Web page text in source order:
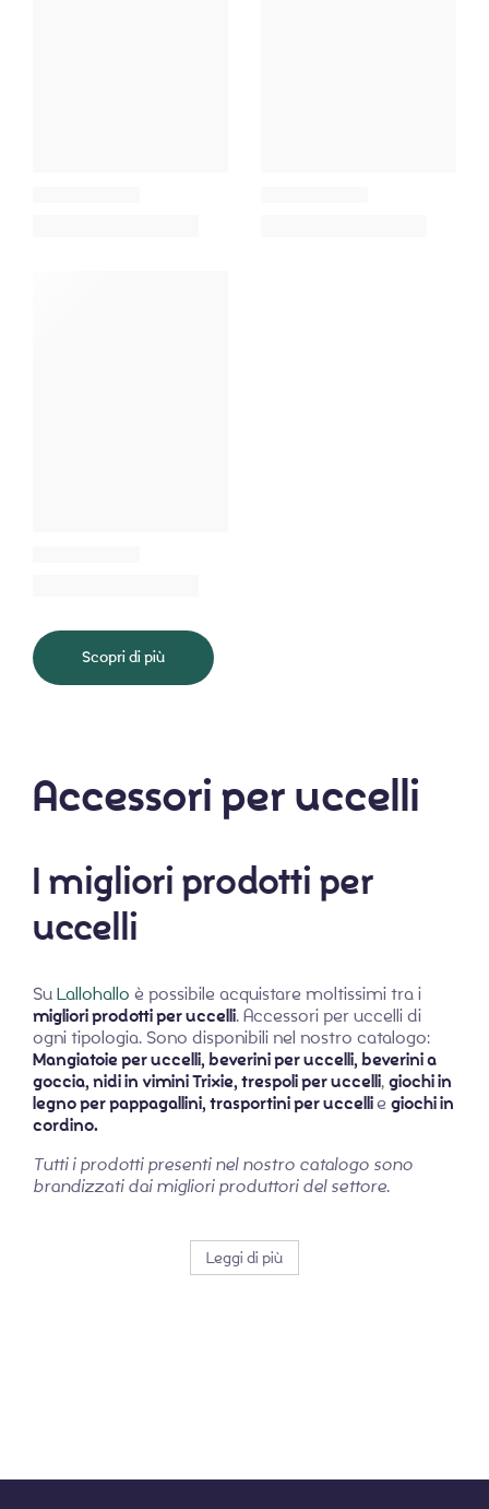
Scopri di più
Accessori per uccelli
I migliori prodotti per
uccelli
SuLallohallo è possibile acquistare moltissimi tra i
migliori prodotti per uccelli. Accessori per uccelli di
ogni tipologia. Sono disponibili nel nostro catalogo:
Mangiatoie per uccelli, beverini per uccelli, beverini a
goccia, nidi in vimini Trixie, trespoli per uccelli,giochi in
legno per pappagallini, trasportini per uccellie giochi in
cordino.
Tutti i prodotti presenti nel nostro catalogo sono
brandizzati dai migliori produttori del settore.
Leggi di più